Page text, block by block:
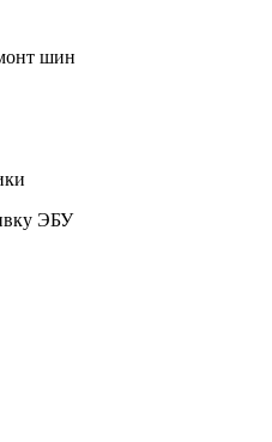
шин
ЭБУ